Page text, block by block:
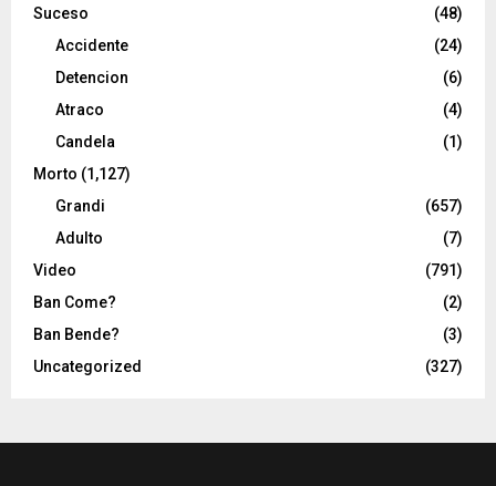
Suceso
(48)
Accidente
(24)
Detencion
(6)
Atraco
(4)
Candela
(1)
Morto (1,127)
Grandi
(657)
Adulto
(7)
Video
(791)
Ban Come?
(2)
Ban Bende?
(3)
Uncategorized
(327)